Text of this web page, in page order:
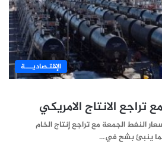
اﻹقتـصاديـــة
تراجع الانتاج الامريكي
النفط الجمعة مع تراجع إنتاج الخام
مما ينبئ بشح في…